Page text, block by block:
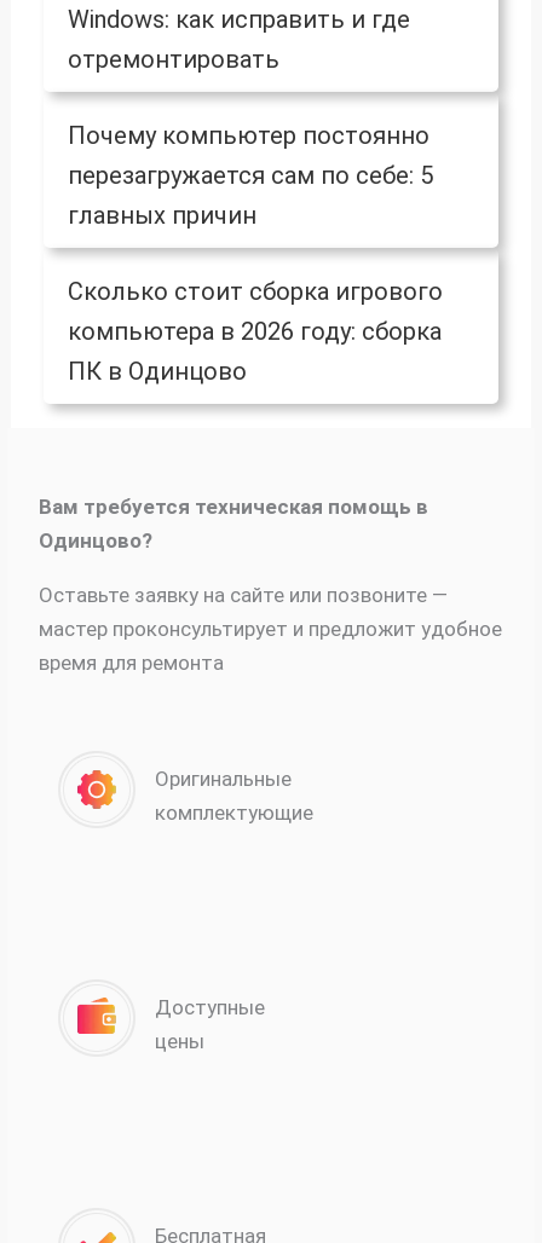
Windows: как исправить и где
отремонтировать
Почему компьютер постоянно
перезагружается сам по себе: 5
главных причин
Сколько стоит сборка игрового
компьютера в 2026 году: сборка
ПК в Одинцово
Вам требуется техническая помощь в
Одинцово?
Оставьте заявку на сайте или позвоните —
мастер проконсультирует и предложит удобное
время для ремонта
Оригинальные
комплектующие
Доступные
цены
Бесплатная